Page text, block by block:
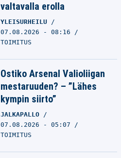
valtavalla erolla
YLEISURHEILU
07.08.2026 - 08:16
TOIMITUS
Ostiko Arsenal Valioliigan
mestaruuden? – ”Lähes
kympin siirto”
JALKAPALLO
07.08.2026 - 05:07
TOIMITUS